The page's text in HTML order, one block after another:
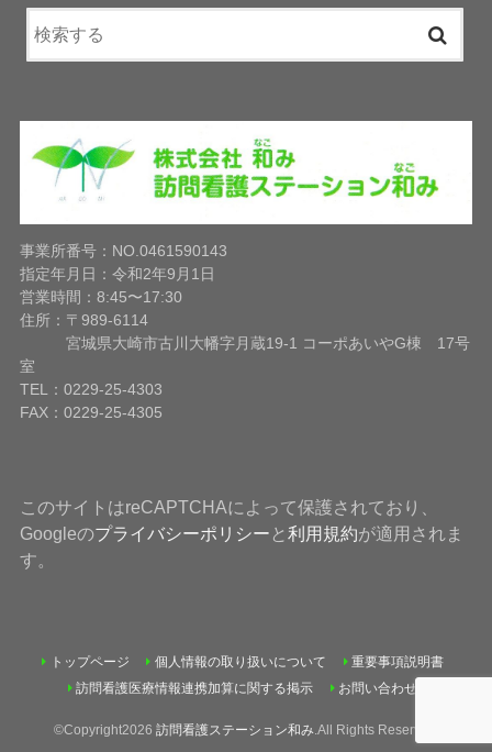
事業所番号：NO.0461590143
指定年月日：令和2年9月1日
営業時間：8:45〜17:30
住所：〒989-6114
宮城県大崎市古川大幡字月蔵19-1 コーポあいやG棟 17号
室
TEL：0229-25-4303
FAX：0229-25-4305
このサイトはreCAPTCHAによって保護されており、
Googleのプライバシーポリシー と 利用規約が適用されま
す。
トップページ 個人情報の取り扱いについて
重要事項説明書
訪問看護医療情報連携加算に関する掲示
お問い合わせ
©Copyright2026 訪問看護ステーション和み.All Rights Reserved.